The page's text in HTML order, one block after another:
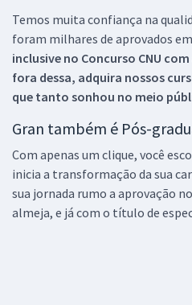
Temos muita confiança na
foram milhares de aprovados em
inclusive no Concurso CNU com
fora dessa, adquira nossos
que tanto sonhou no meio
Gran também é Pós-
Com apenas um clique, você
inicia a transformação da sua
sua jornada rumo a aprovação
almeja, e já com o título de